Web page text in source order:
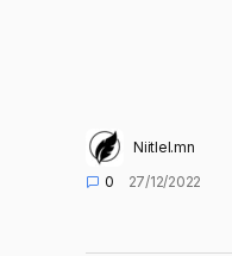
Niitlel.mn
0
27/12/2022